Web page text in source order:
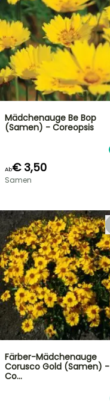
Mädchenauge Be Bop
(Samen) - Coreopsis
Ab€ 3,50
Samen
Färber-Mädchenauge
Corusco Gold (Samen) -
Co…